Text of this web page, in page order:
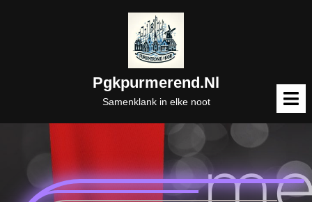
Pgkpurmerend.nl
Samenklank in elke noot